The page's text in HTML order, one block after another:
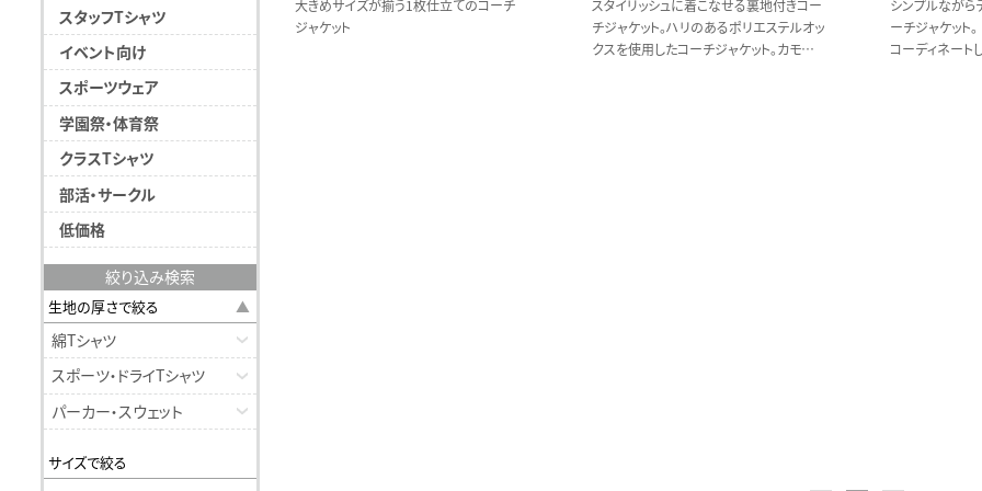
スタッフTシャツ
イベント向け
スポーツウェア
学園祭・体育祭
クラスTシャツ
部活・サークル
低価格
絞り込み検索
生地の厚さで絞る
綿Tシャツ
スポーツ・ドライTシャツ
パーカー・スウェット
サイズで絞る
大きめサイズが揃う1枚仕立てのコーチ
ジャケット
スタイリッシュに着こなせる裏地付きコー
チジャケット。ハリのあるポリエステルオッ
クスを使用したコーチジャケット。カモフラ
シンプルながら
ーチジャケット。
コーディネート